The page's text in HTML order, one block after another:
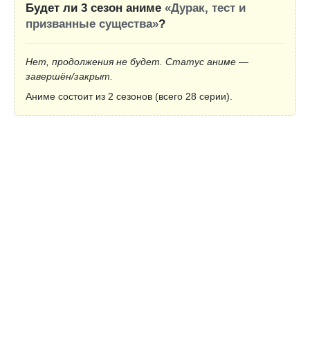
Будет ли 3 сезон аниме «Дурак, тест и
призванные существа»?
Нет, продолжения не будет. Статус аниме —
завершён/закрыт.
Аниме состоит из 2 сезонов (всего 28 серии).